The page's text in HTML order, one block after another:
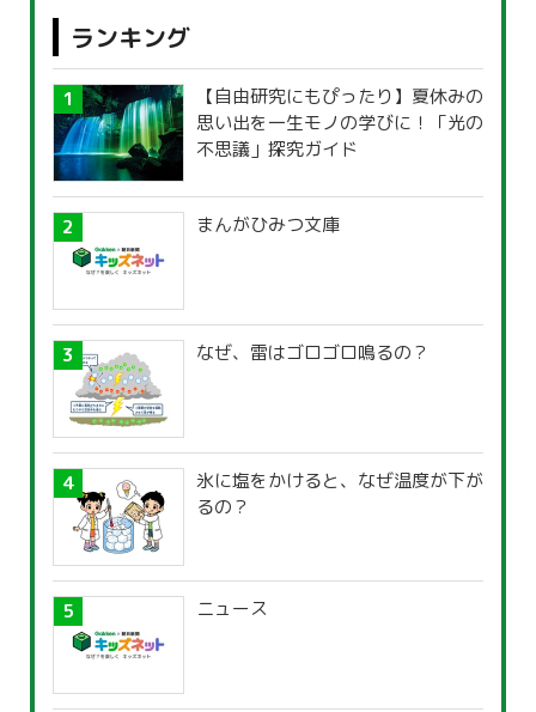
ランキング
【自由研究にもぴったり】夏休みの
思い出を一生モノの学びに！「光の
不思議」探究ガイド
まんがひみつ文庫
なぜ、雷はゴロゴロ鳴るの？
氷に塩をかけると、なぜ温度が下が
るの？
ニュース